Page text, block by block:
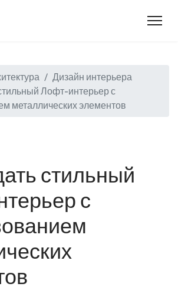
Дизайн интерьера
Лофт-интерьер с
металлических элементов
стильный
с